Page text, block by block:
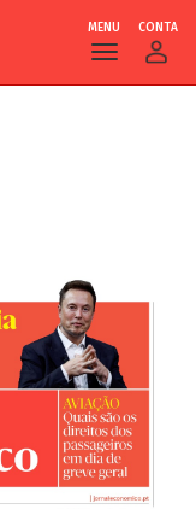
CONTA
MENU